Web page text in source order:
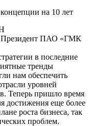
на 10 лет
Президент ПАО «ГМК
в последние
тренды
нам обеспечить
уровней
Теперь пришло время
достижения еще более
роста бизнеса, так
проблем.